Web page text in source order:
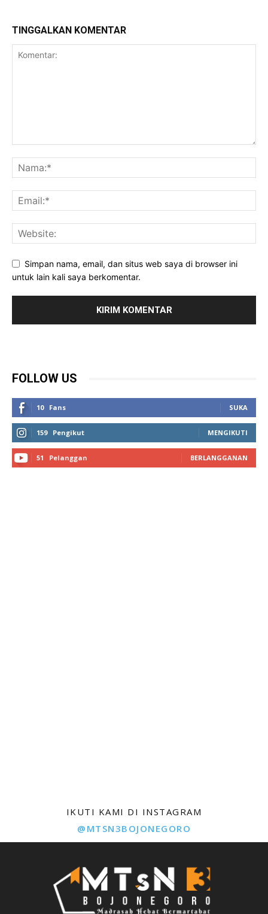
TINGGALKAN KOMENTAR
Simpan nama, email, dan situs web saya di browser ini
untuk lain kali saya berkomentar.
FOLLOW US
10 Fans SUKA
159 Pengikut MENGIKUTI
51 Pelanggan BERLANGGANAN
IKUTI KAMI DI INSTAGRAM
@MTSN3BOJONEGORO